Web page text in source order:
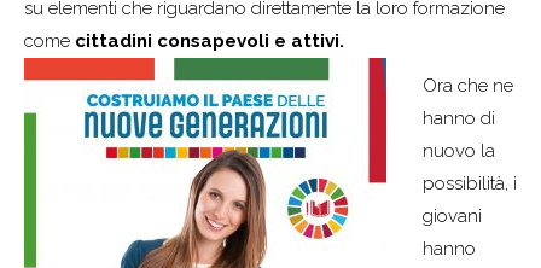
su elementi che riguardano direttamente la loro formazione
come cittadini consapevoli e attivi.
Ora che ne
hanno di
nuovo la
possibilità, i
giovani
hanno